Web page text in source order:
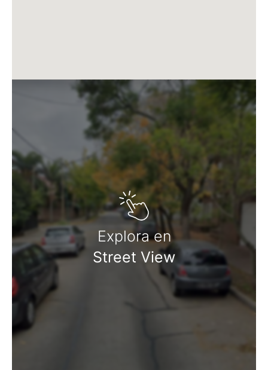
Matrícula CMCPSI N° 6886
Av. Libertador 4189 - La Lucila - Prov. de Bs. As.
Matrícula CUCICBA N° 8264
Av. Juramento 1775 - Belgrano - CABA
Explora en
Street View